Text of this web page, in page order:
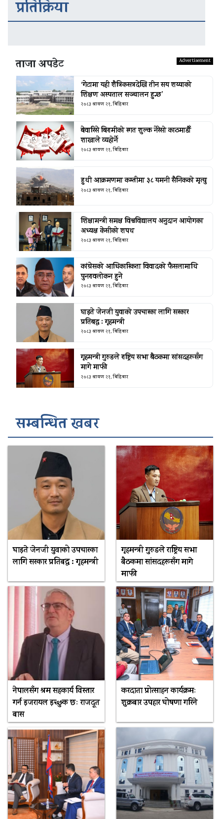
प्रतिक्रिया
ताजा अपडेट
‘गेटामा यही शैत्रिकसत्रदेखि तीन सय शय्याको
शिक्षण अस्पताल सञ्चालन हुन्छ’
२०८३ श्रावण २१, बिहिबार
बेवारिसे बिरामीको रगत शुल्क नेरेसो काठमाडौँ
शाखाले व्यहोर्ने
२०८३ श्रावण २१, बिहिबार
हुथी आक्रमणमा कम्तीमा ३८ यमनी सैनिकको मृत्यु
२०८३ श्रावण २१, बिहिबार
शिक्षामन्त्री समक्ष विश्वविद्यालय अनुदान आयोगका
अध्यक्ष केसीको शपथ
२०८३ श्रावण २१, बिहिबार
कांग्रेसको आधिकारिकता विवादको फैसलामाथि
पुनरावलोकन हुने
२०८३ श्रावण २१, बिहिबार
घाइते जेनजी युवाको उपचारका लागि सरकार
प्रतिबद्ध : गृहमन्त्री
२०८३ श्रावण २१, बिहिबार
गृहमन्त्री गुरुङले राष्ट्रिय सभा बैठकमा सांसदहरूसँग
मागे माफी
२०८३ श्रावण २१, बिहिबार
सम्बन्धित खबर
घाइते जेनजी युवाको उपचारका
लागि सरकार प्रतिबद्ध : गृहमन्त्री
गृहमन्त्री गुरुङले राष्ट्रिय सभा
बैठकमा सांसदहरूसँग मागे
माफी
नेपालसँग श्रम सहकार्य विस्तार
गर्न इजरायल इच्छुक छः राजदूत
बास
करदाता प्रोत्साहन कार्यक्रमः
शुक्रबार उपहार घोषणा गरिने